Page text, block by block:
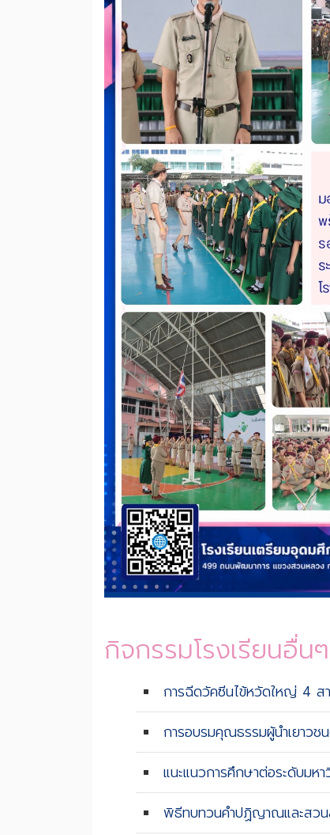
กิจกรรมโรงเรียนอื่นๆ
การฉีดวัคซีนไข้หวัดใหญ่ 4 ส
การอบรมคุณธรรมผู้นำเยาวช
แนะแนวการศึกษาต่อระดับมห
พิธีทบทวนคำปฏิญาณและสวน